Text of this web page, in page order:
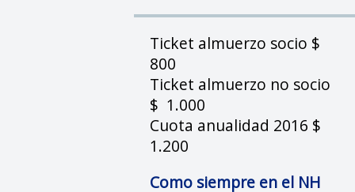
Ticket almuerzo socio $
800
Ticket almuerzo no socio
$ 1.000
Cuota anualidad 2016 $
1.200
Como siempre en el NH